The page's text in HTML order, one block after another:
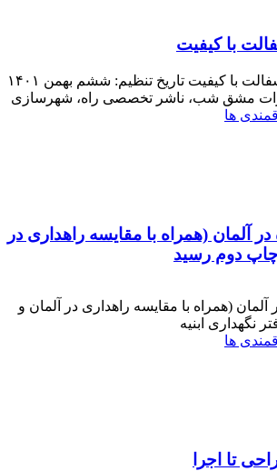
با کیفیت
نام کتاب: روسازی آسفالت با کیفیت تاریخ تنظیم: ششم بهمن ۱۴۰۱
مشق شب، ناشر تخصصی راه، شهرسازی
ها
آلمان (همراه با مقایسه راهداری در
چاپ دوم رسید
آلمان (همراه با مقایسه راهداری در آلمان و
نگهداری ابنیه
ها
تا اجرا